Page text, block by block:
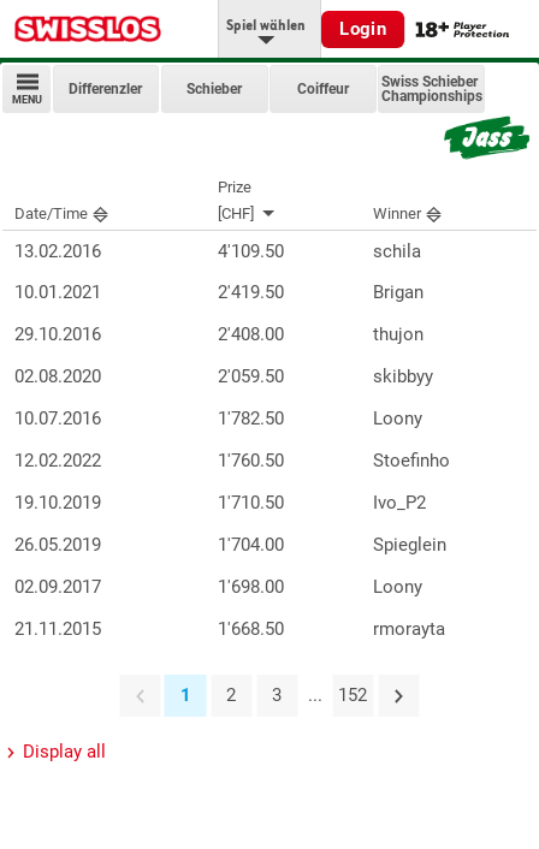
Spiel wählen Login
MENU
Differenzler Schieber Coiffeur
Swiss Schieber
Championships
Date/Time
Prize
[CHF]
Winner
13.02.2016 4'109.50
schila
10.01.2021
2'419.50
Brigan
29.10.2016
2'408.00
thujon
02.08.2020
2'059.50
skibbyy
10.07.2016
1'782.50
Loony
12.02.2022
1'760.50
Stoefinho
19.10.2019
1'710.50
Ivo_P2
26.05.2019
1'704.00
Spieglein
02.09.2017
1'698.00
Loony
21.11.2015
1'668.50 rmorayta
1 2 3 ... 152
Display all